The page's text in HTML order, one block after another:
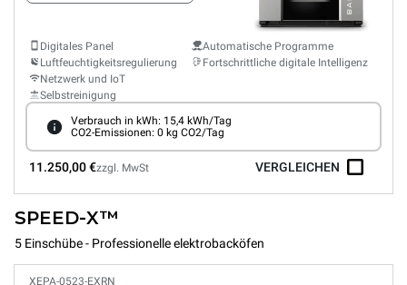
Digitales Panel
Luftfeuchtigkeitsregulierung
Netzwerk und IoT
Selbstreinigung
Automatische Programme
Fortschrittliche digitale Intelligenz
Verbrauch in kWh: 15,4 kWh/Tag
CO2-Emissionen: 0 kg CO2/Tag
11.250,00 €zzgl. MwSt VERGLEICHEN
SPEED-X™
5 Einschübe - Professionelle elektrobacköfen
XEPA-0523-EXRN